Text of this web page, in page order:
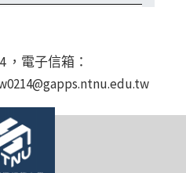
，電子信箱：